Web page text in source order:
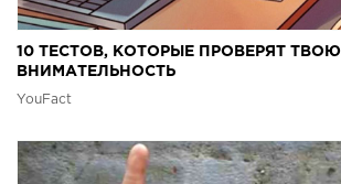
10 ТЕСТОВ, КОТОРЫЕ ПРОВЕРЯТ ТВОЮ
ВНИМАТЕЛЬНОСТЬ
YouFact